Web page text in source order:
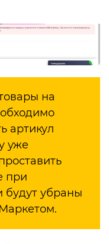
на
артикул
уже
при
убраны